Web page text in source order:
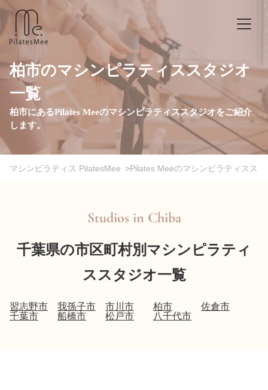
柏市のマシンピラティススタジオ
一覧
柏市にあるPilates Meeのマシンピラティススタジオをご紹介
します。
マシンピラティス PilatesMee >Pilates Meeのマシンピラティスス
Studios in Chiba
千葉県の市区町村別マシンピラティ
ススタジオ一覧
習志野市 我孫子市 市川市 柏市
佐倉市
千葉市
船橋市 松戸市 八千代市